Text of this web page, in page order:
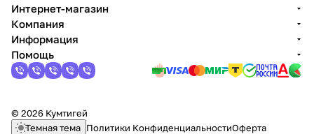
Интернет-магазин
Компания
Информация
Помощь
© 2026 Кумтигей
Темная тема Политики КонфиденциальностиОферта
раз в 2 недели